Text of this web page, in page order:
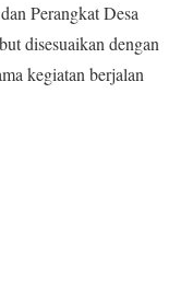
Perangkat Desa
disesuaikan dengan
kegiatan berjalan